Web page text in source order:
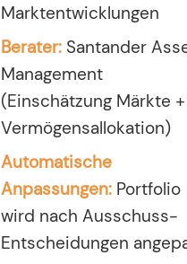
Marktentwicklungen
Berater: Santander
Management
(Einschätzung Märkte +
Vermögensallokation)
Automatische
Anpassungen: Portfolio
wird nach Ausschuss-
Entscheidungen